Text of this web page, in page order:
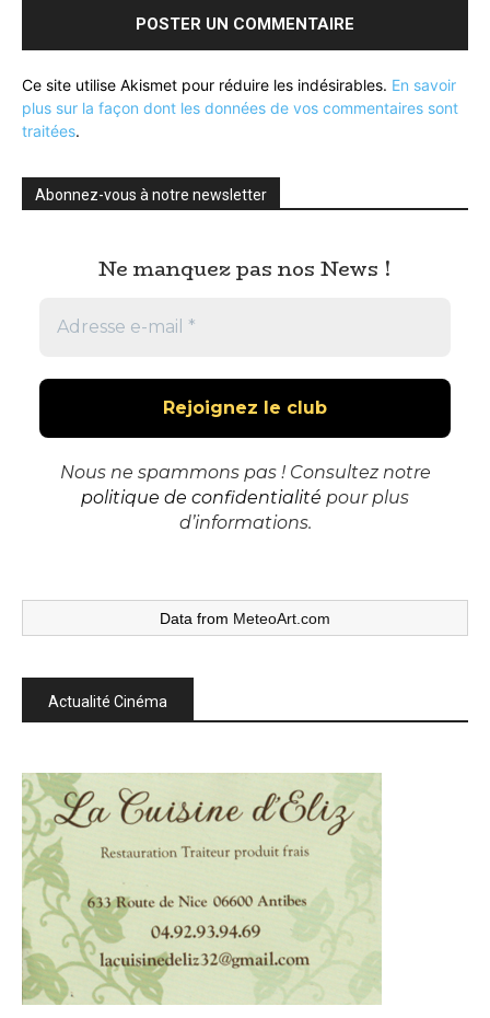
Ce site utilise Akismet pour réduire les indésirables. En savoir
plus sur la façon dont les données de vos commentaires sont
traitées.
Abonnez-vous à notre newsletter
Ne manquez pas nos News !
Nous ne spammons pas ! Consultez notre
politique de confidentialité pour plus
d’informations.
Data from MeteoArt.com
Actualité Cinéma